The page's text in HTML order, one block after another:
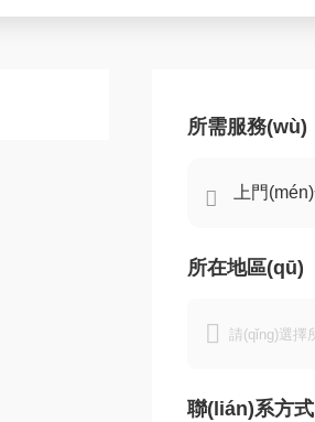
所需服務(wù)

所在地區(qū)

聯(lián)系方式